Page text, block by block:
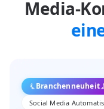
Media-
Branchenneuheit
Social Media